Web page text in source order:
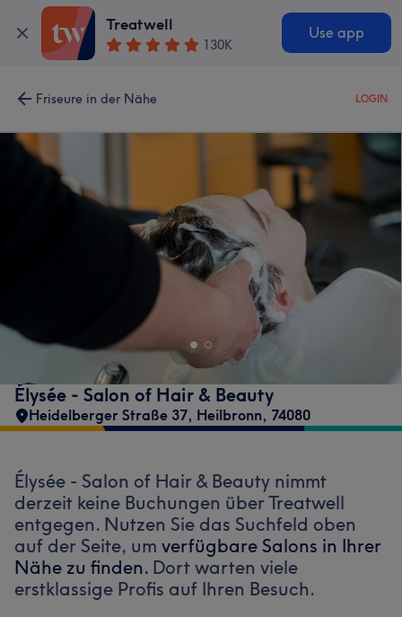
Treatwell
130K
Use app
Friseure in der Nähe LOGIN
Élysée - Salon of Hair & Beauty
Heidelberger Straße 37, Heilbronn, 74080
Élysée - Salon of Hair & Beauty nimmt
derzeit keine Buchungen über Treatwell
entgegen. Nutzen Sie das Suchfeld oben
auf der Seite, um verfügbare Salons in Ihrer
Nähe zu finden. Dort warten viele
erstklassige Profis auf Ihren Besuch.